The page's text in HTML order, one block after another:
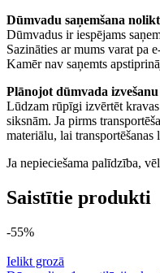
Dūmvadu saņemšana
Dūmvadus ir iespējams
Sazināties ar mums varat pa
Kamēr nav saņemts
Plānojot dūmvada
Lūdzam rūpīgi izvērtēt
siksnām. Ja pirms
materiālu, lai
Ja nepieciešama palīdzība,
Saistītie produkti
-55%
Ielikt grozā